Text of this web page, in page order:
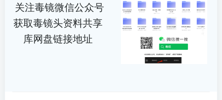
关注毒镜微信公众号
获取毒镜头资料共享
库网盘链接地址